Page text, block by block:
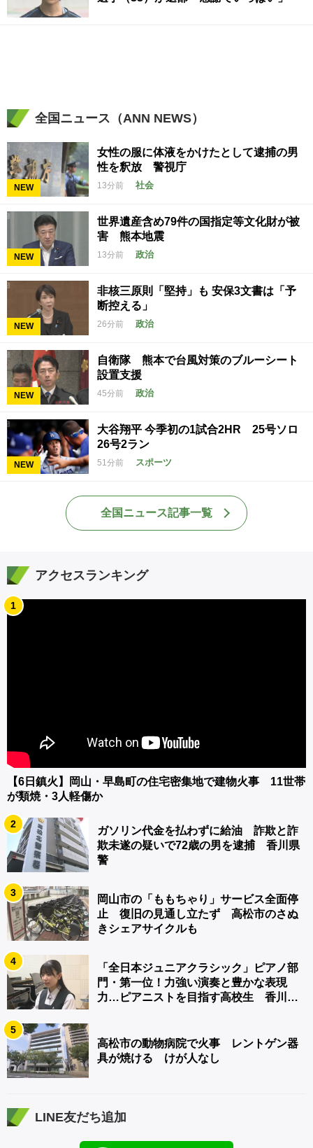
全国ニュース（ANN NEWS）
NEW
女性の服に体液をかけたとして逮捕の男
性を釈放 警視庁
13分前 社会
NEW
世界遺産含め79件の国指定等文化財が被
害 熊本地震
13分前 政治
NEW
非核三原則「堅持」も 安保3文書は「予
断控える」
26分前 政治
NEW
自衛隊 熊本で台風対策のブルーシート
設置支援
45分前 政治
NEW
大谷翔平 今季初の1試合2HR 25号ソロ
26号2ラン
51分前 スポーツ
全国ニュース記事一覧
アクセスランキング
1
【6日鎮火】岡山・早島町の住宅密集地で建物火事 11世帯
が類焼・3人軽傷か
2
ガソリン代金を払わずに給油 詐欺と詐
欺未遂の疑いで72歳の男を逮捕 香川県
警
3
岡山市の「ももちゃり」サービス全面停
止 復旧の見通し立たず 高松市のさぬ
きシェアサイクルも
4
「全日本ジュニアクラシック」ピアノ部
門・第一位！力強い演奏と豊かな表現
力…ピアニストを目指す高校生 香川
5
高松市の動物病院で火事 レントゲン器
具が焼ける けが人なし
LINE友だち追加